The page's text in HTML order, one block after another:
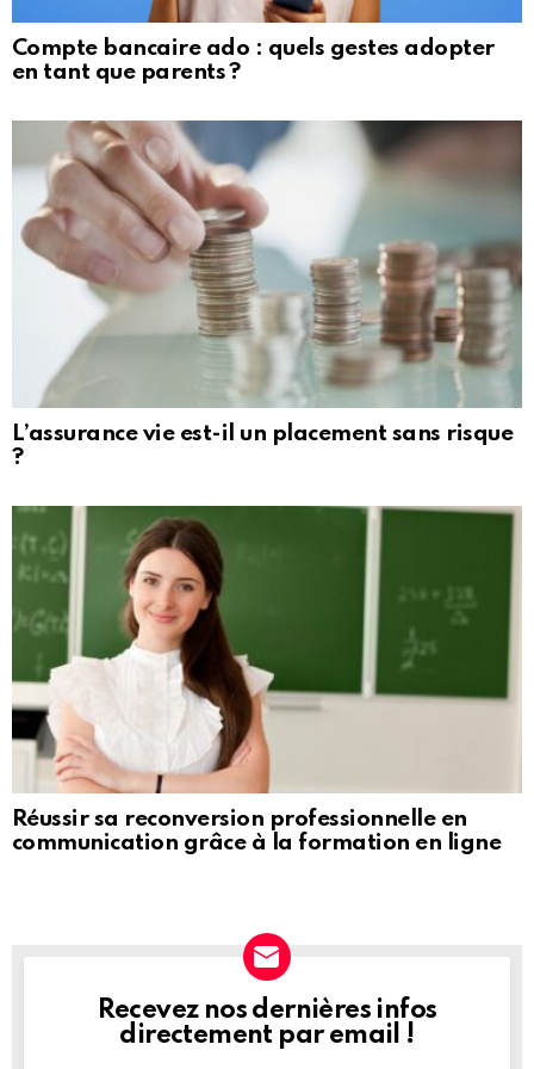
Compte bancaire ado : quels gestes adopter
en tant que parents ?
L’assurance vie est-il un placement sans risque
?
Réussir sa reconversion professionnelle en
communication grâce à la formation en ligne
NEWSLETTER
Recevez nos dernières infos
directement par email !